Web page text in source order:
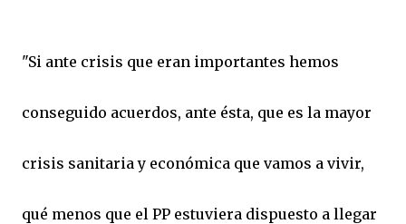
"Si ante crisis que eran importantes hemos
conseguido acuerdos, ante ésta, que es la mayor
crisis sanitaria y económica que vamos a vivir,
qué menos que el PP estuviera dispuesto a llegar